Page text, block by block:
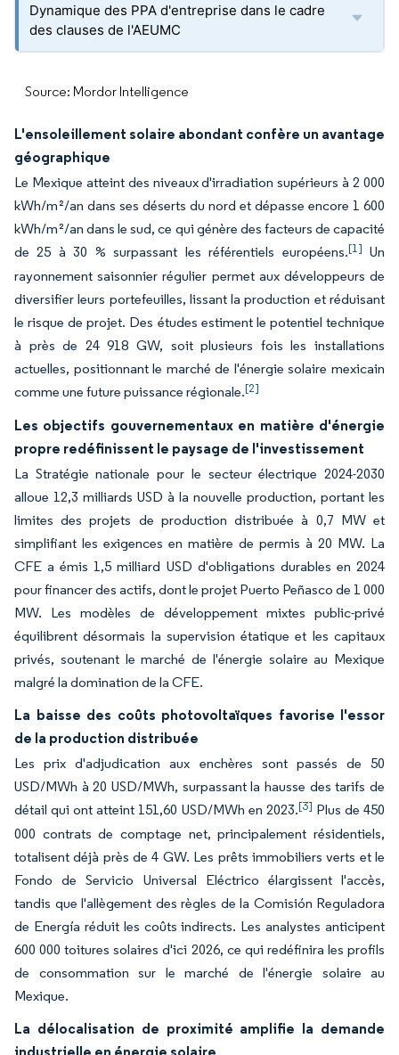
Dynamique des PPA d'entreprise dans le cadre
des clauses de l'AEUMC
Source: Mordor Intelligence
L'ensoleillement solaire abondant confère un avantage
géographique
Le Mexique atteint des niveaux d'irradiation supérieurs à 2 000
kWh/m²/an dans ses déserts du nord et dépasse encore 1 600
kWh/m²/an dans le sud, ce qui génère des facteurs de capacité
de 25 à 30 % surpassant les référentiels européens.[1] Un
rayonnement saisonnier régulier permet aux développeurs de
diversifier leurs portefeuilles, lissant la production et réduisant
le risque de projet. Des études estiment le potentiel technique
à près de 24 918 GW, soit plusieurs fois les installations
actuelles, positionnant le marché de l'énergie solaire mexicain
comme une future puissance régionale.[2]
Les objectifs gouvernementaux en matière d'énergie
propre redéfinissent le paysage de l'investissement
La Stratégie nationale pour le secteur électrique 2024-2030
alloue 12,3 milliards USD à la nouvelle production, portant les
limites des projets de production distribuée à 0,7 MW et
simplifiant les exigences en matière de permis à 20 MW. La
CFE a émis 1,5 milliard USD d'obligations durables en 2024
pour financer des actifs, dont le projet Puerto Peñasco de 1 000
MW. Les modèles de développement mixtes public-privé
équilibrent désormais la supervision étatique et les capitaux
privés, soutenant le marché de l'énergie solaire au Mexique
malgré la domination de la CFE.
La baisse des coûts photovoltaïques favorise l'essor
de la production distribuée
Les prix d'adjudication aux enchères sont passés de 50
USD/MWh à 20 USD/MWh, surpassant la hausse des tarifs de
détail qui ont atteint 151,60 USD/MWh en 2023.[3] Plus de 450
000 contrats de comptage net, principalement résidentiels,
totalisent déjà près de 4 GW. Les prêts immobiliers verts et le
Fondo de Servicio Universal Eléctrico élargissent l'accès,
tandis que l'allègement des règles de la Comisión Reguladora
de Energía réduit les coûts indirects. Les analystes anticipent
600 000 toitures solaires d'ici 2026, ce qui redéfinira les profils
de consommation sur le marché de l'énergie solaire au
Mexique.
La délocalisation de proximité amplifie la demande
industrielle en énergie solaire